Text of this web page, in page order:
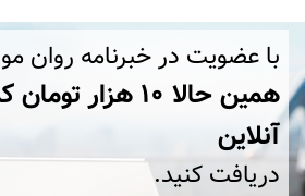
با عضویت در خبرنامه روان
همین حالا ۱۰
آنلاین
دریافت کنید.